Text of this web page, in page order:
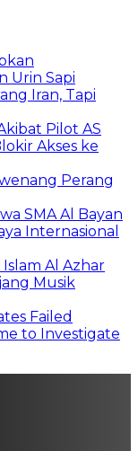
Urin Sapi
Iran, Tapi
Pilot AS
Akses ke
Perang
SMA Al Bayan
Internasional
Islam Al Azhar
Musik
Failed
to Investigate